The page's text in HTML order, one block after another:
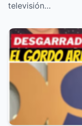
televisión…